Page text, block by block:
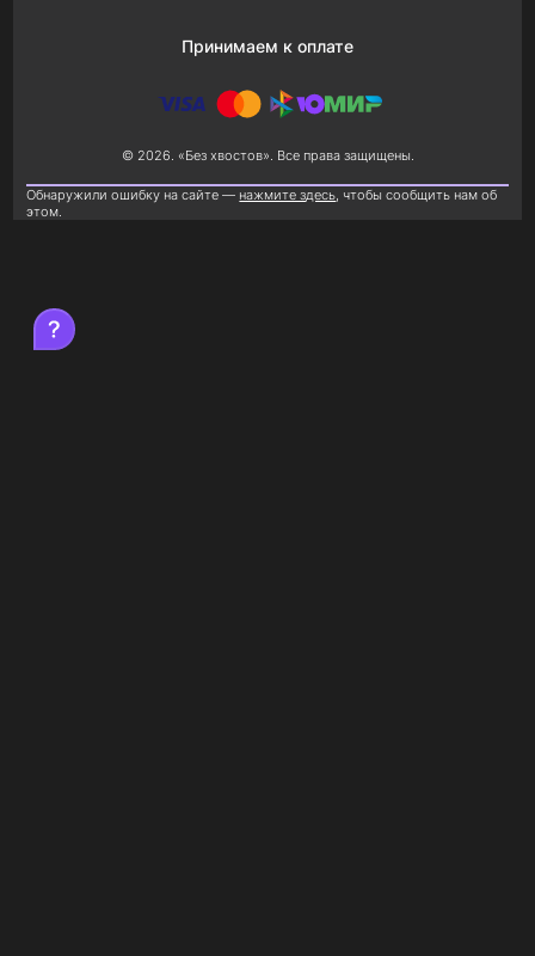
Принимаем к оплате
© 2026. «Без хвостов». Все права защищены.
Обнаружили ошибку на сайте — нажмите здесь, чтобы сообщить нам об
этом.